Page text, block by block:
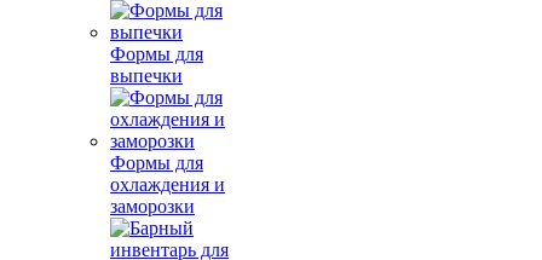
Формы для
выпечки
Формы для
охлаждения и
заморозки